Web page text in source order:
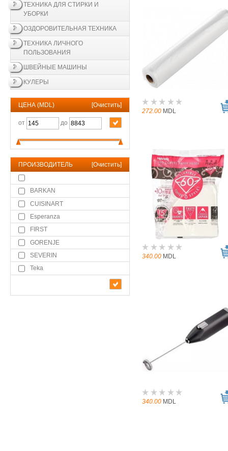
ТЕХНИКА ДЛЯ СТИРКИ И
УБОРКИ
ОЗДОРОВИТЕЛЬНАЯ ТЕХНИКА
ТЕХНИКА ЛИЧНОГО
ПОЛЬЗОВАНИЯ
ШВЕЙНЫЕ МАШИНЫ
КУЛЕРЫ
ЦЕНА (MDL) [Очистить]
от до
ПРОИЗВОДИТЕЛЬ [Очистить]
BARKAN
CUISINART
Esperanza
FIRST
GORENJE
SEVERIN
Teka
272.00 MDL
340.00 MDL
340.00 MDL